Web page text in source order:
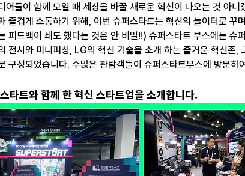
어들이 함께 모일 때 세상을 바꿀 새로운 혁신이 나오는 것 아
즐겁게 소통하기 위해, 이번 슈퍼스타트는 혁신의 놀이터로 꾸
피드백이 쇄도 했다는 것은 안 비밀!!) 슈퍼스타트 부스에는 슈
전시와 미니피칭, LG의 혁신 기술을 소개 하는 즐거운 혁신존,
구성되었습니다. 수많은 관람객들이 슈퍼스타트부스에 방문하
타트와 함께 한 혁신 스타트업을 소개합니다.